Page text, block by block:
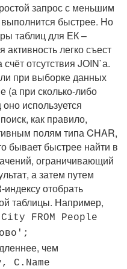
запрос с меньшим
быстрее. Hо
таблиц для ЕК –
легко съест
отсутствия JOIN`а.
при выборке данных
(а при сколько-либо
используется
как правило,
полям типа CHAR,
бывает быстрее найти в
ограничивающий
а затем путем
отобрать
таблицы. Например,
FROM People
чем
C.Name